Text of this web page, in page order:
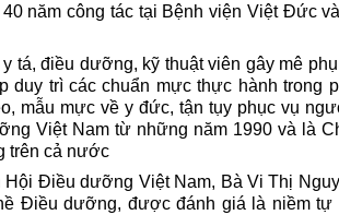
năm công tác tại Bệnh viện Việt Đức
tá, điều dưỡng, kỹ thuật viên gây mê
trì các chuẩn mực thực hành trong
mẫu mực về y đức, tận tụy phục vụ
Việt Nam từ những năm 1990 và là
trên cả nước
Điều dưỡng Việt Nam, Bà Vi Thị
Điều dưỡng, được đánh giá là niềm